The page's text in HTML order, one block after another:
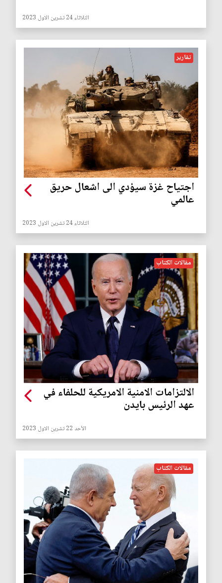
الثلاثاء 24 تشرين الاول 2023
تقارير
اجتياح غزة سيؤدي الى اشعال حريق
عالمي
الثلاثاء 24 تشرين الاول 2023
مقالات الكتاب
الالتزامات الامنية الامريكية للحلفاء في
عهد الرئيس بايدن
الأحد 22 تشرين الاول 2023
مقالات الكتاب